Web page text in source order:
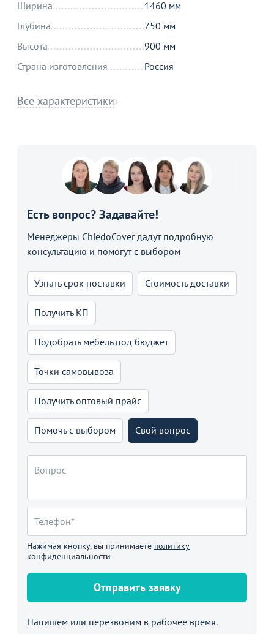
Ширина
1460 мм
Глубина
750 мм
Высота
900 мм
Страна изготовления
Россия
Все характеристики
Есть вопрос? Задавайте!
Менеджеры ChiedoCover дадут подробную
консультацию и помогут с выбором
Узнать срок поставки Стоимость доставки
Получить КП
Подобрать мебель под бюджет
Точки самовывоза
Получить оптовый прайс
Помочь с выбором Свой вопрос
Нажимая кнопку, вы принимаете политику
конфиденциальности
Отправить заявку
Напишем или перезвоним в рабочее время.